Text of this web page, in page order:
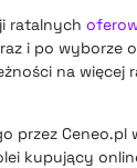
ratalnych
i po
na
przez
kupujący